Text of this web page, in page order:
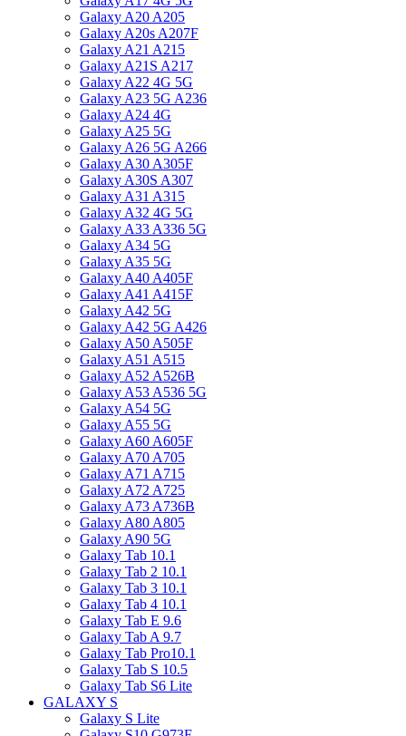
Galaxy A20 A205
Galaxy A20s A207F
Galaxy A21 A215
Galaxy A21S A217
Galaxy A22 4G 5G
Galaxy A23 5G A236
Galaxy A24 4G
Galaxy A25 5G
Galaxy A26 5G A266
Galaxy A30 A305F
Galaxy A30S A307
Galaxy A31 A315
Galaxy A32 4G 5G
Galaxy A33 A336 5G
Galaxy A34 5G
Galaxy A35 5G
Galaxy A40 A405F
Galaxy A41 A415F
Galaxy A42 5G
Galaxy A42 5G A426
Galaxy A50 A505F
Galaxy A51 A515
Galaxy A52 A526B
Galaxy A53 A536 5G
Galaxy A54 5G
Galaxy A55 5G
Galaxy A60 A605F
Galaxy A70 A705
Galaxy A71 A715
Galaxy A72 A725
Galaxy A73 A736B
Galaxy A80 A805
Galaxy A90 5G
Galaxy Tab 10.1
Galaxy Tab 2 10.1
Galaxy Tab 3 10.1
Galaxy Tab 4 10.1
Galaxy Tab E 9.6
Galaxy Tab A 9.7
Galaxy Tab Pro10.1
Galaxy Tab S 10.5
Galaxy Tab S6 Lite
GALAXY S
Galaxy S Lite